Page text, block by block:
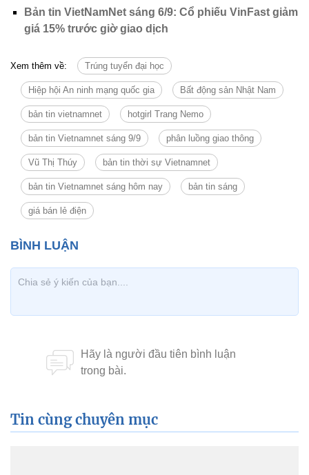
Bản tin VietNamNet sáng 6/9: Cổ phiếu VinFast giảm
giá 15% trước giờ giao dịch
Xem thêm về: Trúng tuyển đại học
Hiệp hội An ninh mạng quốc gia Bất động sản Nhật Nam
bản tin vietnamnet hotgirl Trang Nemo
bản tin Vietnamnet sáng 9/9 phân luồng giao thông
Vũ Thị Thúy bản tin thời sự Vietnamnet
bản tin Vietnamnet sáng hôm nay bản tin sáng
giá bán lẻ điện
Tin cùng chuyên mục